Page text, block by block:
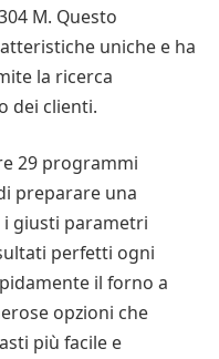
M. Questo
uniche e ha
la ricerca
dei clienti.
29 programmi
preparare una
i giusti parametri
perfetti ogni
il forno a
opzioni che
più facile e